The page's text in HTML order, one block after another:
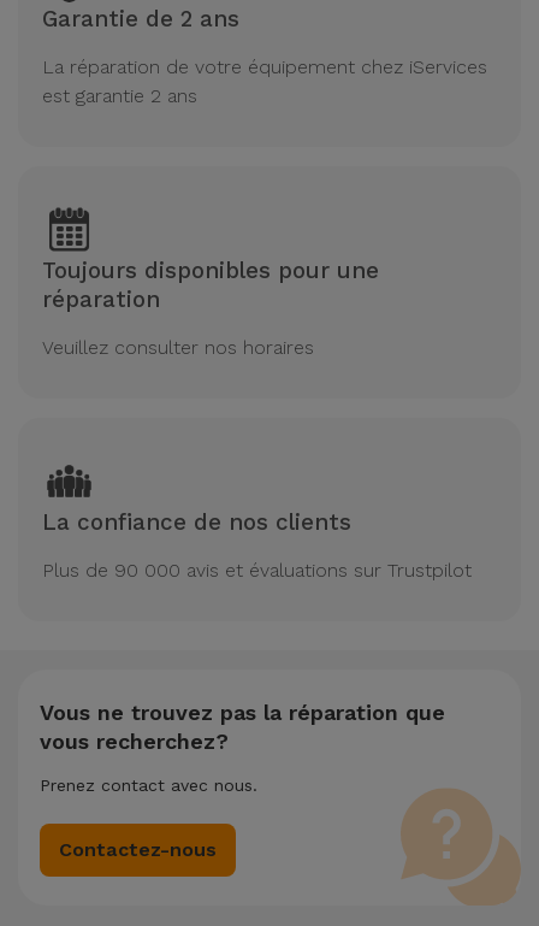
Garantie de 2 ans
La réparation de votre équipement chez iServices
est garantie 2 ans
Toujours disponibles pour une
réparation
Veuillez consulter nos horaires
La confiance de nos clients
Plus de 90 000 avis et évaluations sur Trustpilot
Vous ne trouvez pas la réparation que
vous recherchez?
Prenez contact avec nous.
Contactez-nous